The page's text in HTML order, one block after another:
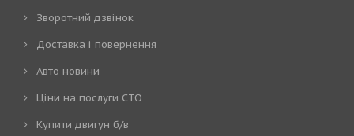
Зворотний дзвінок
Доставка і повернення
Авто новини
Ціни на послуги СТО
Купити двигун б/в